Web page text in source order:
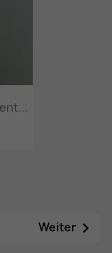
Weiter 